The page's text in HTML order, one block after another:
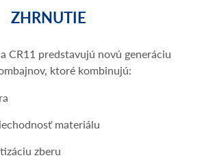
ZHRNUTIE
CR11 predstavujú novú generáciu
ktoré kombinujú:
materiálu
zberu